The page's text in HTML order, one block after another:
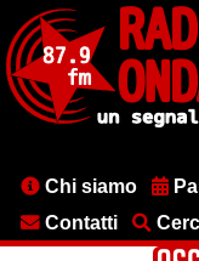
contenuto
principale
MenuChi siamo
Contatti